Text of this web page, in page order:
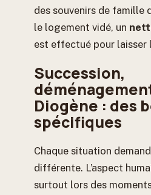
des souvenirs de famille
le logement vidé, un
est effectué pour laisser
Succession,
Diogène : des
spécifiques
Chaque situation
différente. L’aspect
surtout lors des